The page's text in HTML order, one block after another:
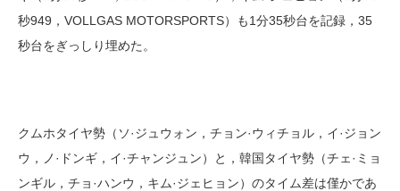
秒949，VOLLGAS MOTORSPORTS）も1分35秒台を記録，35
秒台をぎっしり埋めた。
クムホタイヤ勢（ソ·ジュウォン，チョン·ウィチョル，イ·ジョン
ウ，ノ·ドンギ，イ·チャンジュン）と，韓国タイヤ勢（チェ·ミョ
ンギル，チョ·ハンウ，キム·ジェヒョン）のタイム差は僅かであ